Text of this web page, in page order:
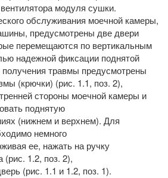
модуля сушки.
обслуживания моечной камеры,
предусмотрены две двери
перемещаются по вертикальным
надежной фиксации поднятой
травмы предусмотрены
(крючки) (рис. 1.1, поз. 2),
стороны моечной камеры и
поднятую
(нижнем и верхнем). Для
немного
ее, нажать на ручку
1.2, поз. 2),
(рис. 1.1 и 1.2, поз. 1).